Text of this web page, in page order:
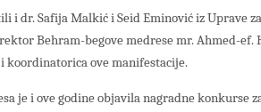
i dr. Safija Malkić i Seid Eminović iz Uprave
Behram-begove medrese mr. Ahmed-ef.
koordinatorica ove manifestacije.
je i ove godine objavila nagradne konkurse